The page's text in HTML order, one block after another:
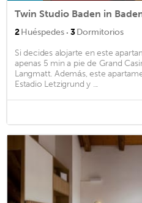
Twin Studio Baden in
2Huéspedes · 3Dormitorios
Si decides alojarte en este
apenas 5 min a pie de Grand
Langmatt. Además, este
Estadio Letzigrund y ...